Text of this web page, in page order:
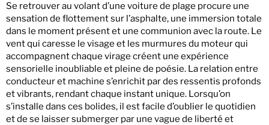
Se retrouver au volant d’une voiture de plage procure une
sensation de flottement sur l’asphalte, une immersion totale
dans le moment présent et une communion avec la route. Le
vent qui caresse le visage et les murmures du moteur qui
accompagnent chaque virage créent une expérience
sensorielle inoubliable et pleine de poésie. La relation entre
conducteur et machine s’enrichit par des ressentis profonds
et vibrants, rendant chaque instant unique. Lorsqu’on
s’installe dans ces bolides, il est facile d’oublier le quotidien
et de se laisser submerger par une vague de liberté et